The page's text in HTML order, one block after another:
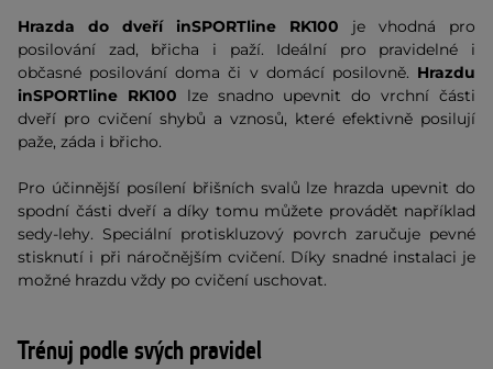
Hrazda do dveří inSPORTline RK100 je vhodná pro
posilování zad, břicha i paží. Ideální pro pravidelné i
občasné posilování doma či v domácí posilovně. Hrazdu
inSPORTline RK100 lze snadno upevnit do vrchní části
dveří pro cvičení shybů a vznosů, které efektivně posilují
paže, záda i břicho.
Pro účinnější posílení břišních svalů lze hrazda upevnit do
spodní části dveří a díky tomu můžete provádět například
sedy-lehy. Speciální protiskluzový povrch zaručuje pevné
stisknutí i při náročnějším cvičení. Díky snadné instalaci je
možné hrazdu vždy po cvičení uschovat.
Trénuj podle svých pravidel